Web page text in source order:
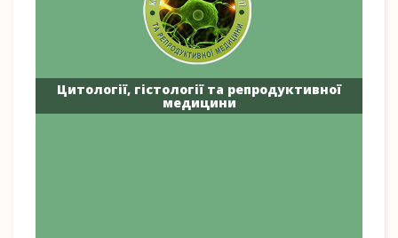
Цитології, гістології та репродуктивної
медицини